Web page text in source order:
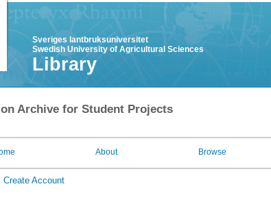
Sveriges lantbruksuniversitet
Swedish University of Agricultural Sciences
Library
Archive for Student Projects
About Browse
Create Account